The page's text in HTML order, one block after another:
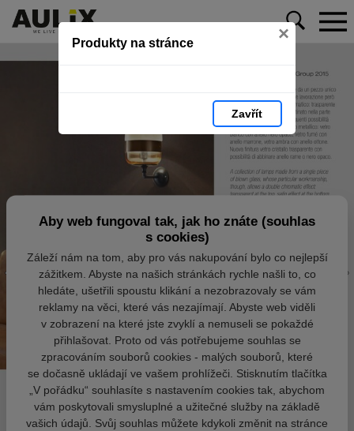
Produkty na stránce ×
Zavřít
Aby web fungoval tak, jak ho znáte (souhlas
s cookies)
Záleží nám na tom, aby pro vás nakupování bylo co nejlepší
zážitkem. Abyste na našich stránkách rychle našli to, co
hledáte, ušetřili spoustu klikání a nezobrazovaly se vám
reklamy na věci, které vás nezajímají. Abyste web viděli
v zobrazení na které jste zvyklí a nemuseli se pokaždé
přihlašovat. Proto od vás potřebujeme souhlas se
zpracováním souborů cookies - malých souborů, které
se dočasně ukládají ve vašem prohlížeči. Stisknutím tlačítka
„V pořádku“ souhlasíte s nastavením cookies tak, abychom
vám poskytovali smysluplné a užitečné služby na základě
vašich údajů. Svůj souhlas můžete kdykoli změnit na stránce